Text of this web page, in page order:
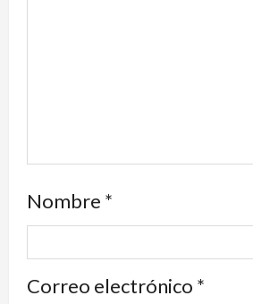
Nombre *
Correo electrónico *